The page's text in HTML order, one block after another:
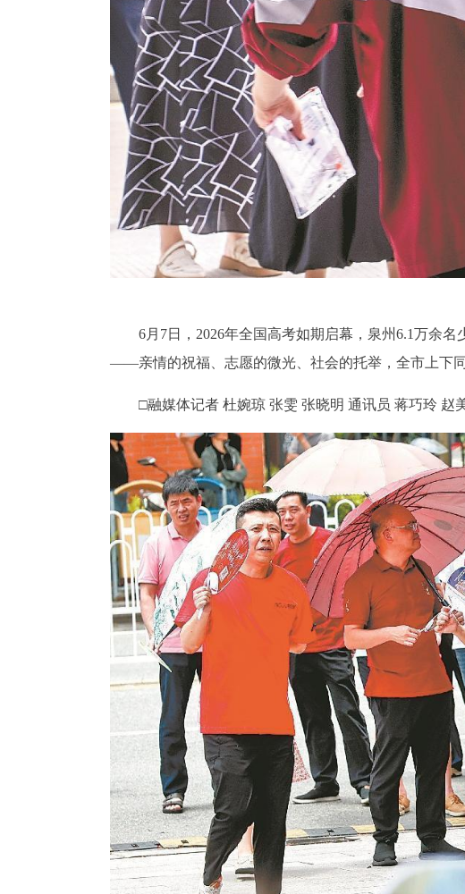
6月7日，2026年全国高考如期启幕，泉州6.1万余
——亲情的祝福、志愿的微光、社会的托举，全市上下
□融媒体记者 杜婉琼 张雯 张晓明 通讯员 蒋巧玲 赵